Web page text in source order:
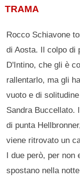
TRAMA
Rocco Schiavone
di Aosta. Il colpo di
D'Intino, che gli è
rallentarlo, ma gli
vuoto e di
Sandra Buccellato.
di punta
viene ritrovato un
I due però, per non
spostano nella